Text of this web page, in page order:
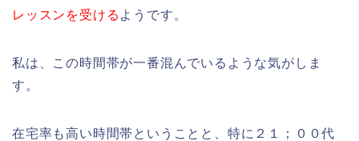
レッスンを受ける ようです。
私は、この時間帯が一番混んでいるような気がしま
す。
在宅率も高い時間帯ということと、特に２１；００代